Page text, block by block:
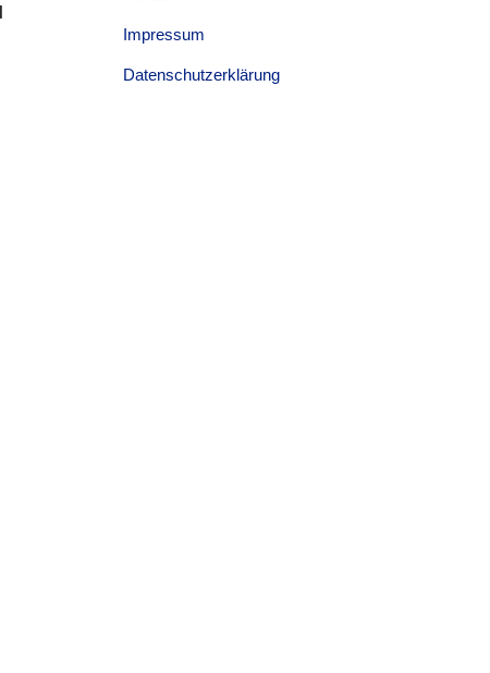
Impressum
Datenschutzerklärung